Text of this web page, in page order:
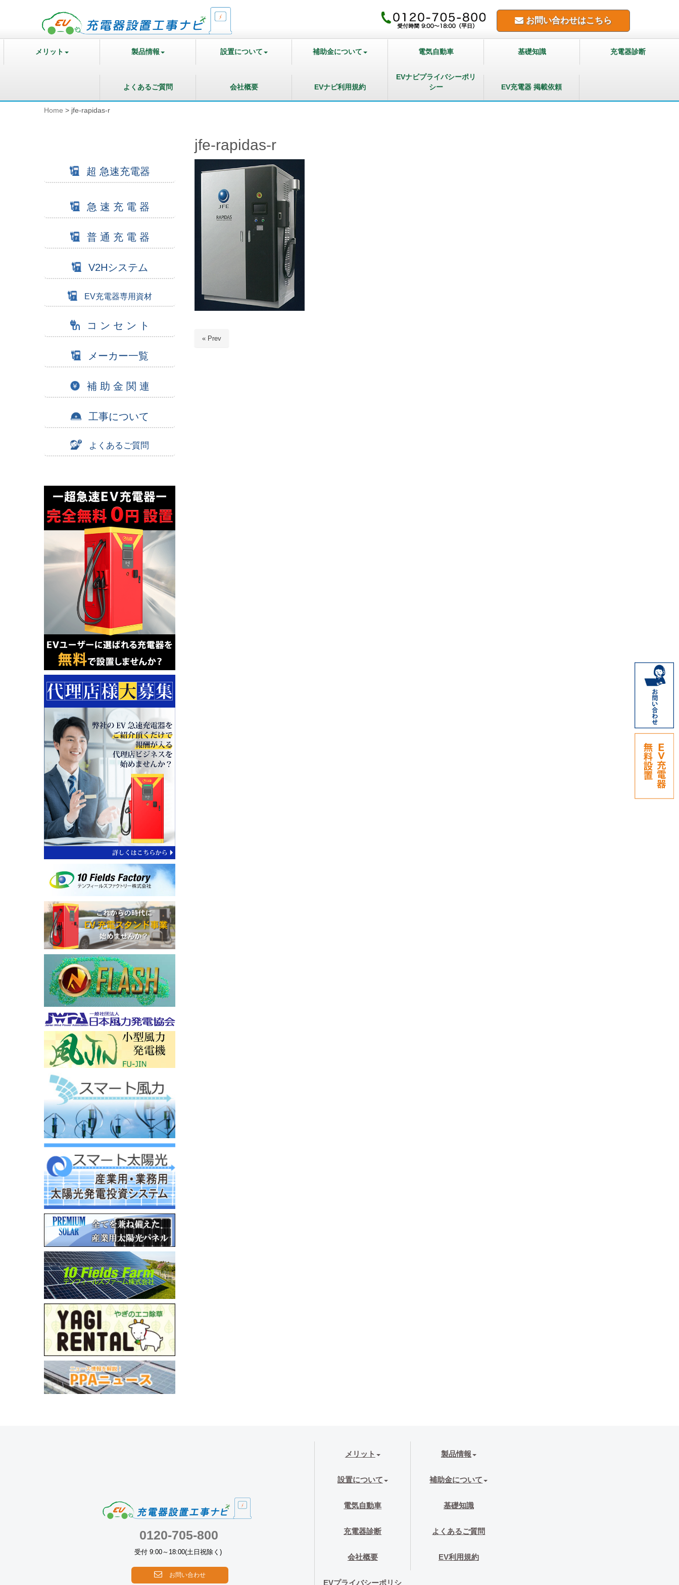
お問い合わせはこちら
メリット 製品情報 設置について 補助金について 電気自動車 基礎知識 充電器診断
よくあるご質問 会社概要 EVナビ利用規約
EVナビプライバシーポリ
シー
EV充電器 掲載依頼
Home > jfe-rapidas-r
jfe-rapidas-r
« Prev
超 急速充電器
急 速 充 電 器
普 通 充 電 器
V2Hシステム
EV充電器専用資材
コ ン セ ン ト
メーカー一覧
補 助 金 関 連
工事について
よくあるご質問
0120-705-800
受付 9:00～18:00(土日祝除く)
お問い合わせ
メリット 製品情報
設置について 補助金について
電気自動車 基礎知識
充電器診断 よくあるご質問
会社概要 EV利用規約
EVプライバシーポリシ